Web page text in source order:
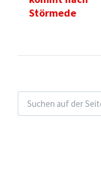
Störmede